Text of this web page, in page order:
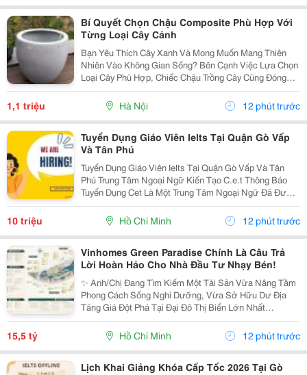
Bí Quyết Chọn Chậu Composite Phù Hợp Với
Từng Loại Cây Cảnh
Bạn Yêu Thích Cây Xanh Và Mong Muốn Mang Thiên
Nhiên Vào Không Gian Sống? Bên Cạnh Việc Lựa Chọn
Loại Cây Phù Hợp, Chiếc Chậu Trồng Cây Cũng Đóng
Vai Trò Vô Cùng Quan Trọng. Không Chỉ Là Nơi Giúp
Cây Phát Triển Khỏe Mạnh, Chậu Còn Góp Phần Tạo
Nên Vẻ...
1,1 triệu Hà Nội 12 phút trước
Tuyển Dụng Giáo Viên Ielts Tại Quận Gò Vấp
Và Tân Phú
Tuyển Dụng Giáo Viên Ielts Tại Quận Gò Vấp Và Tân
Phú Trung Tâm Ngoại Ngữ Kiến Tạo C.e.t Thông Báo
Tuyển Dụng Cet Là Một Trung Tâm Ngoại Ngữ Đã Được
Thành Lập 16 Năm Chuyên Về Chương Trình Anh Văn
Học Thuật Ielts &Ndash; Toefl Ibt. Trung Tâm...
10 triệu Hồ Chí Minh 12 phút trước
Vinhomes Green Paradise Chính Là Câu Trả
Lời Hoàn Hảo Cho Nhà Đầu Tư Nhạy Bén!
✨ Anh/Chị Đang Tìm Kiếm Một Tài Sản Vừa Nâng Tầm
Phong Cách Sống Nghỉ Dưỡng, Vừa Sở Hữu Dư Địa
Tăng Giá Đột Phá Tại Đại Đô Thị Biển Lớn Nhất
Tp.hcm? Sx11-10 - Phân Khu The Haven Bay (Vịnh
Tiên) - Vinhomes Green Paradise Chính Là Câu Trả Lời
Hoàn...
15,5 tỷ Hồ Chí Minh 12 phút trước
Lịch Khai Giảng Khóa Cấp Tốc 2026 Tại Gò